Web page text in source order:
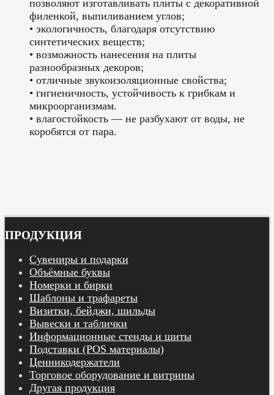
позволяют изготавливать плиты с декоративной
филенкой, выпиливанием углов;
• экологичность, благодаря отсутствию
синтетических веществ;
• возможность нанесения на плиты
разнообразных декоров;
• отличные звукоизоляционные свойства;
• гигиеничность, устойчивость к грибкам и
микроорганизмам.
• влагостойкость — не разбухают от воды, не
коробятся от пара.
ПРОДУКЦИЯ
Сувениры и подарки
Объёмные буквы
Номерки и бирки
Шаблоны и трафареты
Визитки, бейджи, шильды
Вывески и таблички
Информационные стенды и шиты
Подставки (POS материалы)
Ценникодержатели
Торговое оборудование и витрины
Другая продукция